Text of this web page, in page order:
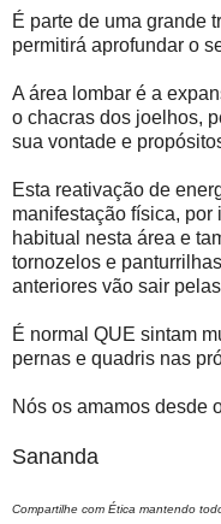
É parte de uma grande
permitirá aprofundar o
A área lombar é a
o chacras dos joelhos,
sua vontade e
Esta reativação de
manifestação física,
habitual nesta área e
tornozelos e
anteriores vão sair
É normal QUE sintam
pernas e quadris nas
Nós os amamos desde
Sananda
Compartilhe com Ética mantendo